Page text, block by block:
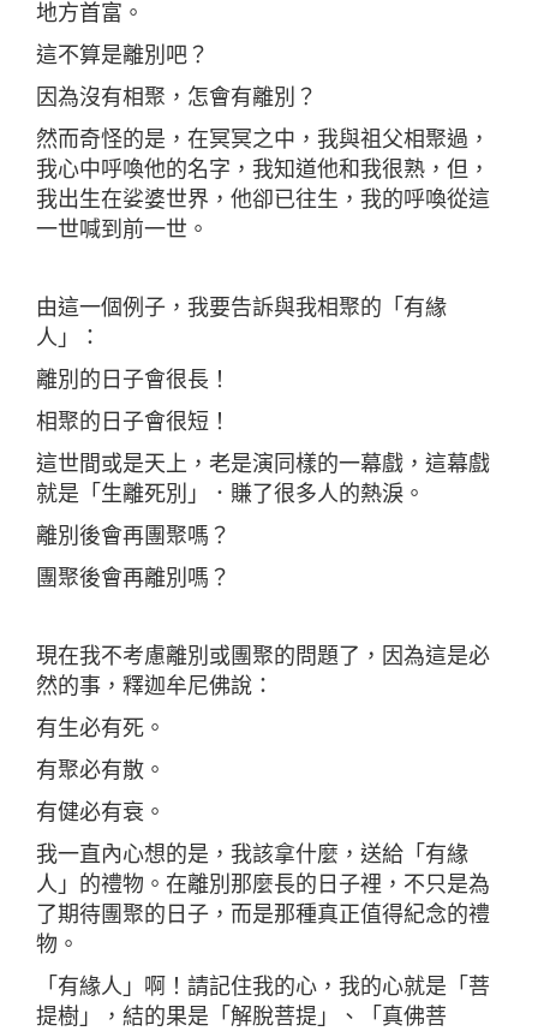
地方首富。
這不算是離別吧？
因為沒有相聚，怎會有離別？
然而奇怪的是，在冥冥之中，我與祖父相聚過，
我心中呼喚他的名字，我知道他和我很熟，但，
我出生在娑婆世界，他卻已往生，我的呼喚從這
一世喊到前一世。
由這一個例子，我要告訴與我相聚的「有緣
人」：
離別的日子會很長！
相聚的日子會很短！
這世間或是天上，老是演同樣的一幕戲，這幕戲
就是「生離死別」．賺了很多人的熱淚。
離別後會再團聚嗎？
團聚後會再離別嗎？
現在我不考慮離別或團聚的問題了，因為這是必
然的事，釋迦牟尼佛說：
有生必有死。
有聚必有散。
有健必有衰。
我一直內心想的是，我該拿什麼，送給「有緣
人」的禮物。在離別那麼長的日子裡，不只是為
了期待團聚的日子，而是那種真正值得紀念的禮
物。
「有緣人」啊！請記住我的心，我的心就是「菩
提樹」，結的果是「解脫菩提」、「真佛菩